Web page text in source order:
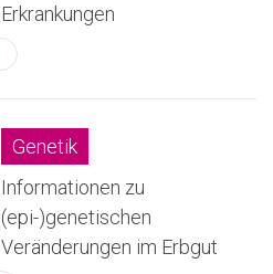
Erkrankungen
Genetik
Informationen zu
(epi-)genetischen
Veränderungen im Erbgut